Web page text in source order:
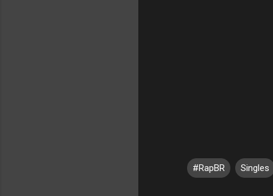
#RapBR Singles